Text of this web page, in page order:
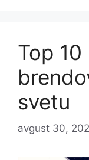
Top
svetu
avgust 30,